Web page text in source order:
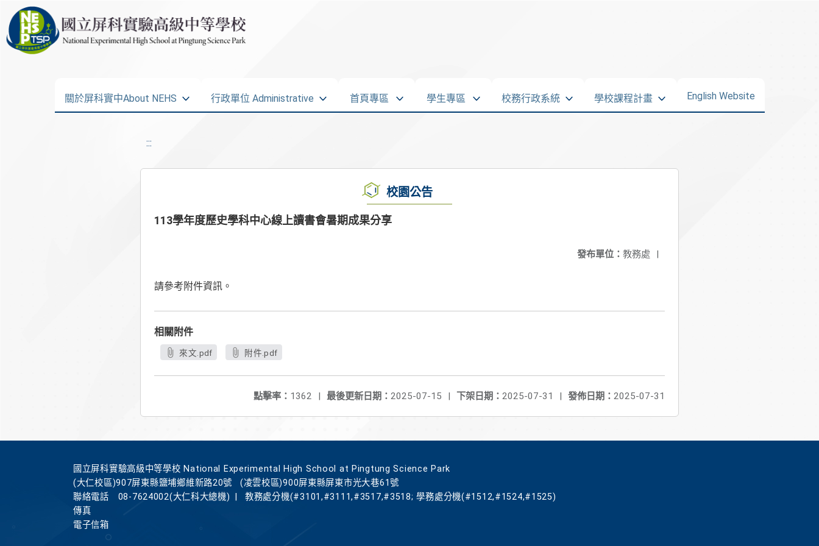
關於屏科實中About NEHS 行政單位 Administrative 首頁專區 學生專區 校務行政系統 學校課程計畫 English Website
:::
校園公告
113學年度歷史學科中心線上讀書會暑期成果分享
發布單位： 教務處 |
請參考附件資訊。
相關附件
來文.pdf 附件.pdf
發佈日期： 2025-07-31
下架日期： 2025-07-31 |
最後更新日期： 2025-07-15 |
點擊率： 1362 |
國立屏科實驗高級中等學校 National Experimental High School at Pingtung Science Park
(大仁校區)907屏東縣鹽埔鄉維新路20號
(凌雲校區)900屏東縣屏東市光大巷61號
聯絡電話
08-7624002(大仁科大總機)
教務處分機(#3101,#3111,#3517,#3518; 學務處分機(#1512,#1524,#1525)
傳真
電子信箱